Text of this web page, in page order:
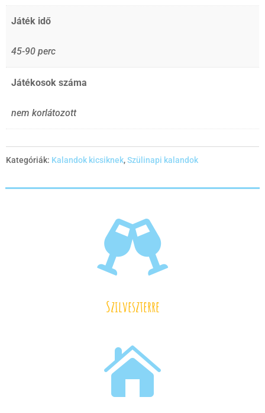
Játék idő
45-90 perc
Játékosok száma
nem korlátozott
Kategóriák: Kalandok kicsiknek,Szülinapi kalandok

Szilveszterre
